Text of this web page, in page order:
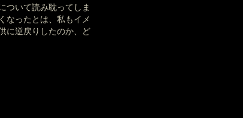
ついて読み耽ってしま
なったとは、私もイメ
に逆戻りしたのか、ど